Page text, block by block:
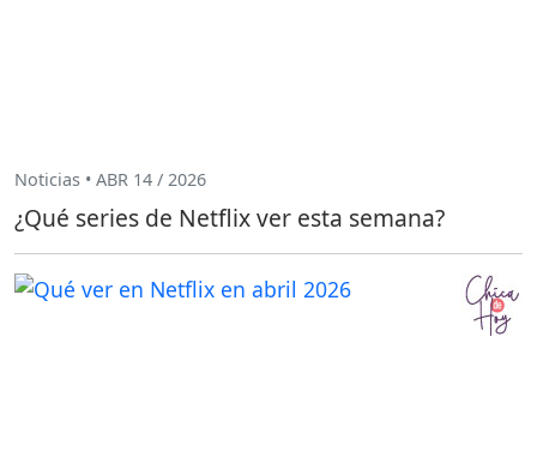
Noticias • ABR 14 / 2026
¿Qué series de Netflix ver esta semana?